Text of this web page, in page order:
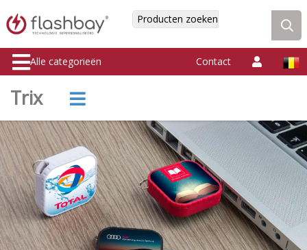
Producten zoeken
Alle categorieën Contact
Trix